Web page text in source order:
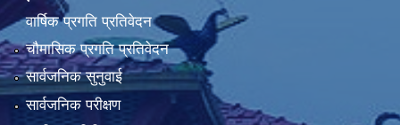
वार्षिक प्रगति प्रतिवेदन
चौमासिक प्रगति प्रतिवेदन
सार्वजनिक सुनुवाई
सार्वजनिक परीक्षण